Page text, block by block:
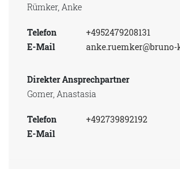
Rümker, Anke
Telefon
+4952479208131
E-Mail
anke.ruemker@bruno-
Direkter Ansprechpartner
Gomer, Anastasia
Telefon
+492739892192
E-Mail